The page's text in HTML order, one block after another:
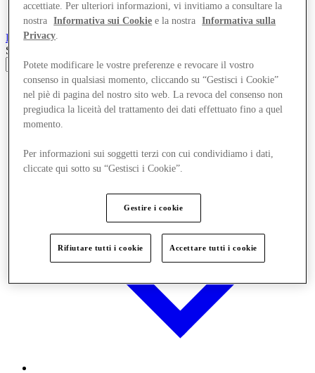
Roosendaal
Search input
Negozi
accettiate. Per ulteriori informazioni, vi invitiamo a consultare la
nostra
Informativa sui Cookie e la nostra
Informativa sulla
Privacy.
Potete modificare le vostre preferenze e revocare il vostro
consenso in qualsiasi momento, cliccando su “Gestisci i Cookie”
nel piè di pagina del nostro sito web. La revoca del consenso non
pregiudica la liceità del trattamento dei dati effettuato fino a quel
momento.
Per informazioni sui soggetti terzi con cui condividiamo i dati,
cliccate qui sotto su “Gestisci i Cookie”.
Gestire i cookie
Rifiutare tutti i cookie Accettare tutti i cookie